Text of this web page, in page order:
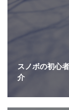
スノボの初心
介